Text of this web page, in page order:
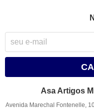
Asa Artigos
Avenida Marechal Fontenelle,